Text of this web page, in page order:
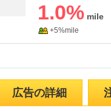
1.0%
+5%mile
広告の詳細